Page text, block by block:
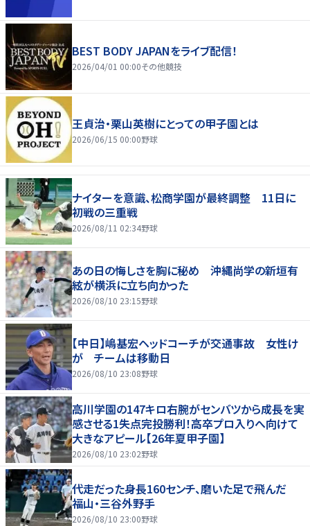
BEST BODY JAPANをライブ配信！
2026/04/01 00:00その他競技
王貞治・栗山英樹にとっての甲子園とは
2026/06/15 00:00野球
ナイターを意識、松商学園が最終調整 11日に
初戦の三重戦
2026/08/11 02:34野球
あの日の悔しさを胸に秘め 沖縄尚学の新垣有
絃が横浜に立ち向かった
2026/08/10 23:15野球
【中日】嶋基宏ヘッドコーチが交通事故 女性け
が チームは移動日
2026/08/10 23:08野球
高川学園の147キロ右腕がセンバツから成長を実
感させる1失点完投勝利！高卒プロ入りへ向けて
大きなアピール【26年夏甲子園】
2026/08/10 23:02野球
代走だった身長160センチ、磨いた足で飛んだ
福山・三谷外野手
2026/08/10 23:00野球